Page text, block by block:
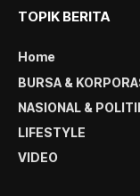
TOPIK BERITA
Home
BURSA &
NASIONAL &
LIFESTYLE
VIDEO